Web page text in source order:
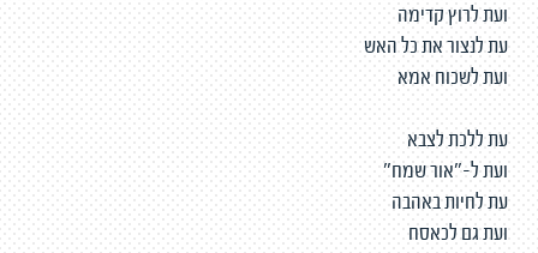
ועת לרוץ קדימה
עת לנצור את כל האש
ועת לשכוח אמא
עת ללכת לצבא
ועת ל-"אור שמח"
עת לחיות באהבה
ועת גם לכאסח